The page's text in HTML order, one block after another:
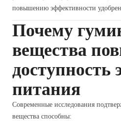
повышению эффективности
Почему
вещества
доступность
питания
Современные исследования
вещества способны: